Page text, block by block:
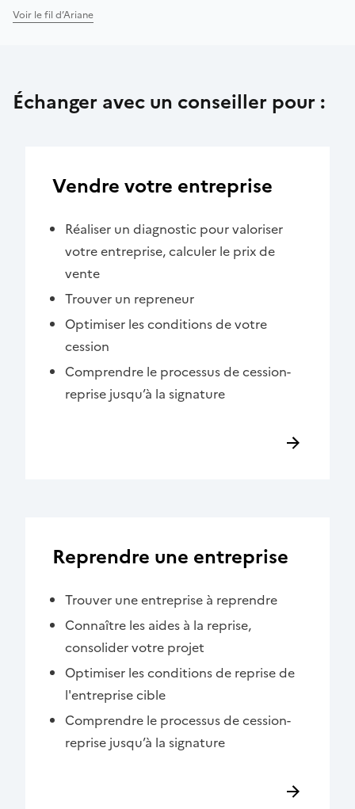
Voir le fil d’Ariane
Échanger avec un conseiller pour :
Vendre votre entreprise
Réaliser un diagnostic pour valoriser
votre entreprise, calculer le prix de
vente
Trouver un repreneur
Optimiser les conditions de votre
cession
Comprendre le processus de cession-
reprise jusqu’à la signature
Reprendre une entreprise
Trouver une entreprise à reprendre
Connaître les aides à la reprise,
consolider votre projet
Optimiser les conditions de reprise de
l'entreprise cible
Comprendre le processus de cession-
reprise jusqu’à la signature